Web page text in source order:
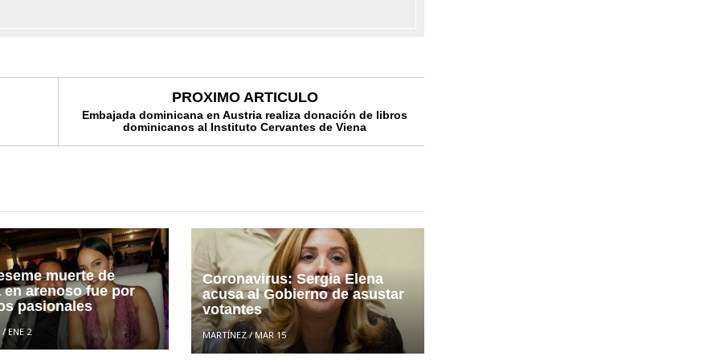
PROXIMO ARTICULO
Embajada dominicana en Austria realiza donación de libros
dominicanos al Instituto Cervantes de Viena
muerte de
en arenoso fue por
pasionales
/ ENE 2
Coronavirus: Sergia Elena
acusa al Gobierno de asustar
votantes
MARTÍNEZ/MAR 15